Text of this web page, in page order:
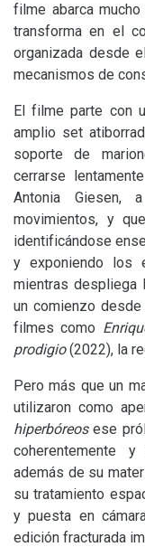
filme abarca
transforma en el
organizada desde
mecanismos de
El filme parte con
amplio set
soporte de
cerrarse
Antonia
movimientos, y
identificándose
y exponiendo los
mientras despliega
un comienzo
filmes como
prodigio(2022), la
Pero más que un
utilizaron como
hiperbóreosese
coherentemente
además de su
su tratamiento
y puesta en
edición fracturada